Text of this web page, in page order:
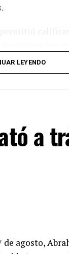
LEYENDO
a
agosto,